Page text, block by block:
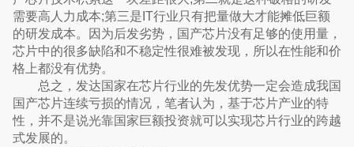
需要高人力成本;第三是IT行业只有把量做大才能摊低巨额
的研发成本。因为后发劣势，国产芯片没有足够的使用量，
芯片中的很多缺陷和不稳定性很难被发现，所以在性能和价
格上都没有优势。
总之，发达国家在芯片行业的先发优势一定会造成我国
国产芯片连续亏损的情况，笔者认为，基于芯片产业的特
性，并不是说光靠国家巨额投资就可以实现芯片行业的跨越
式发展的。